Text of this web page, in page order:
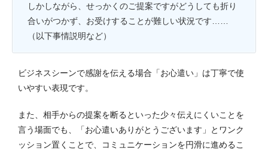
しかしながら、せっかくのご提案ですがどうしても折り
合いがつかず、お受けすることが難しい状況です……
（以下事情説明など）
ビジネスシーンで感謝を伝える場合「お心遣い」は丁寧で使
いやすい表現です。
また、相手からの提案を断るといった少々伝えにくいことを
言う場面でも、「お心遣いありがとうございます」とワンク
ッション置くことで、コミュニケーションを円滑に進めるこ